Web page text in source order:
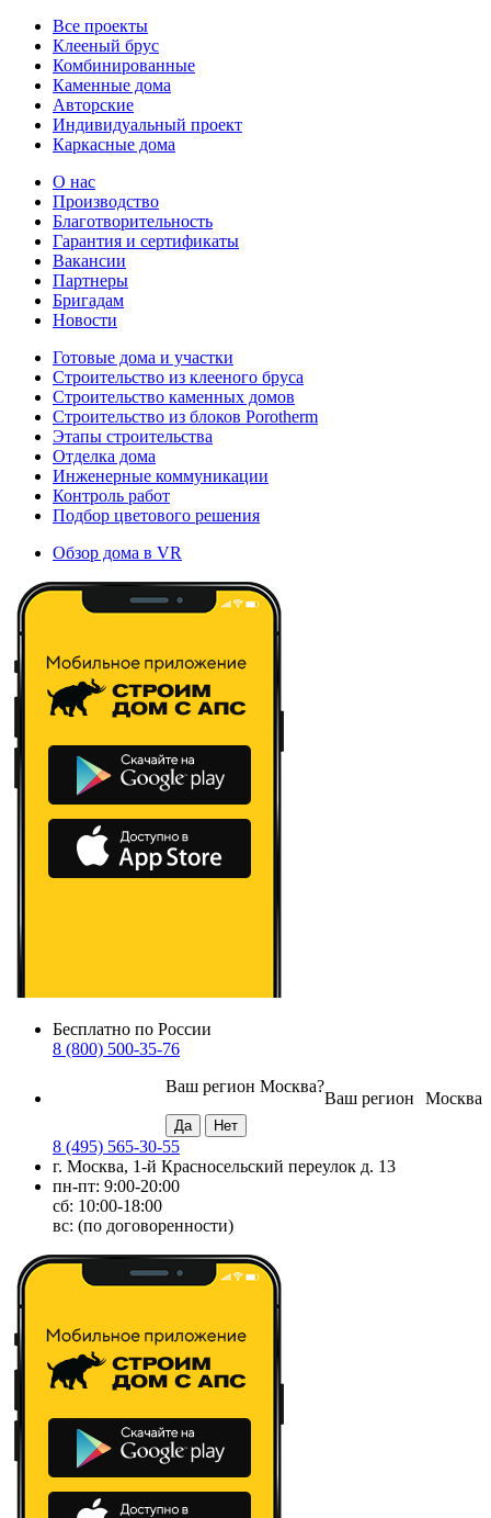
Все проекты
Клееный брус
Комбинированные
Каменные дома
Авторские
Индивидуальный проект
Каркасные дома
О нас
Производство
Благотворительность
Гарантия и сертификаты
Вакансии
Партнеры
Бригадам
Новости
Готовые дома и участки
Строительство из клееного бруса
Строительство каменных домов
Строительство из блоков Porotherm
Этапы строительства
Отделка дома
Инженерные коммуникации
Контроль работ
Подбор цветового решения
Обзор дома в VR
Бесплатно по России
8 (800) 500-35-76
Москва
Ваш регион
Ваш регион Москва?
8 (495) 565-30-55
г. Москва, 1-й Красносельский переулок д. 13
пн-пт: 9:00-20:00
сб: 10:00-18:00
вс: (по договоренности)